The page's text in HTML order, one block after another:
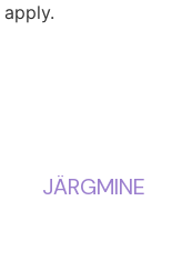
apply.
JÄRGMINE